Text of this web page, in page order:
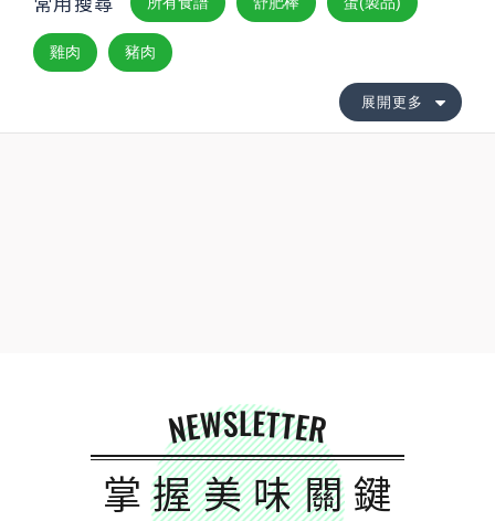
雞肉 豬肉
展開更多
NEWSLETTER
掌握美味關鍵